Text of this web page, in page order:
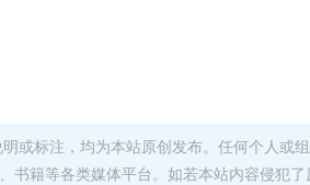
或标注，均为本站原创发布。任何个人或
书籍等各类媒体平台。如若本站内容侵犯